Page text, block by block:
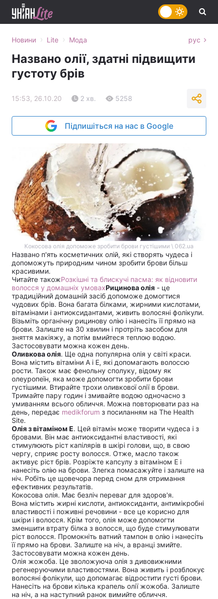
Головна Війна
Україна Політика
Економіка Світ
Спорт Наука
Техно і зв'язок Лайт
Зброя Інциденти
Новини › Lite › Мода рус
Названо олії, здатні підвищити
густоту брів
15:53, 26.10.20 2 хв. 5258
Підпишіться на нас в Google
Кокосова олія допоможе зробити брови густішими \ 062.ua
Названо п'ять косметичних олій, які створять чудеса і
допоможуть природним чином зробити брови більш
красивими.
Читайте такожРозкішні та блискучі пасма: як відновити
волосся у домашніх умовахРицинова олія - це
традиційний домашній засіб допоможе домогтися
чудових брів. Вона багата білками, жирними кислотами,
вітамінами і антиоксидантами, живить волосяні фолікули.
Візьміть органічну рицинову олію і нанесіть її прямо на
брови. Залиште на 30 хвилин і протріть засобом для
зняття макіяжу, а потім вмийтеся теплою водою.
Застосовувати можна кожен день.
Оливкова олія. Ще одна популярна олія у світі краси.
Вона містить вітаміни А і Е, які допомагають волоссю
рости. Також має фенольну сполуку, відому як
олеуропеїн, яка може допомогти зробити брови
густішими. Втирайте трохи оливкової олії в брови.
Тримайте пару годин і змивайте водою одночасно з
умиванням всього обличчя. Можна повторювати раз на
день, передає medikforum з посиланням на The Health
Site.
Олія з вітаміном Е. Цей вітамін може творити чудеса і з
бровами. Він має антиоксидантні властивості, які
стимулюють ріст капілярів в шкірі голови, що, в свою
чергу, сприяє росту волосся. Отже, масло також
активує ріст брів. Розріжте капсулу з вітаміном Е і
нанесіть олію на брови. Злегка помасажуйте і залиште на
ніч. Робіть це щовечора перед сном для отримання
ефективних результатів.
Кокосова олія. Має безліч переваг для здоров'я.
Вона містить жирні кислоти, антиоксиданти, антимікробні
властивості і поживні речовини - все це корисно для
шкіри і волосся. Крім того, олія може допомогти
зменшити втрату білка з волосся, що буде стимулювати
ріст волосся. Промокніть ватний тампон в олію і нанесіть
її прямо на брови. Залиште на ніч, а вранці змийте.
Застосовувати можна кожен день.
Олія жожоба. Це зволожуюча олія з дивовижними
регенеруючими властивостями. Вона живить і розблокує
волосяні фолікули, що допомагає відростити густі брови.
Нанесіть на брови кілька крапель олії жожоба. Залиште
на ніч, а на наступний ранок вимийте обличчя.